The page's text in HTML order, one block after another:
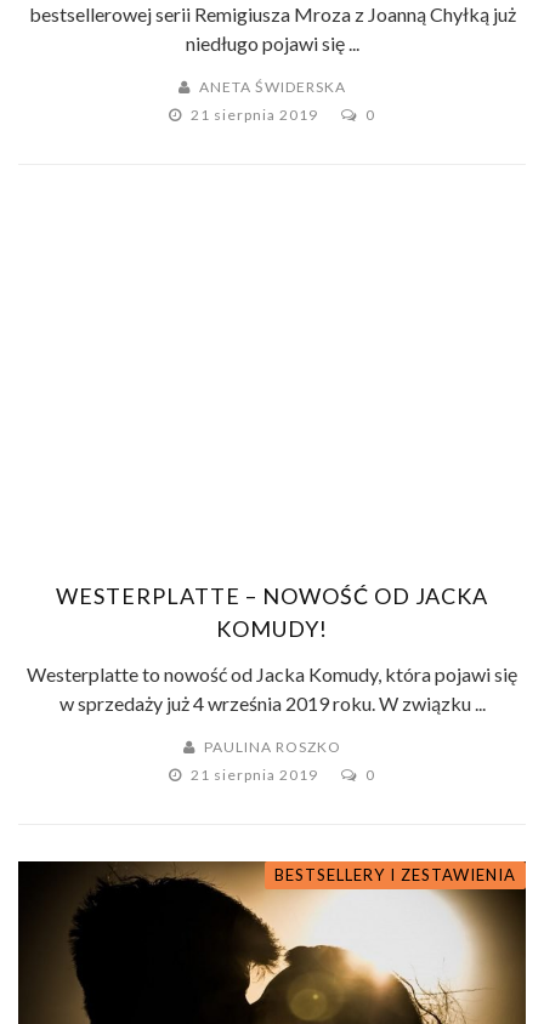
bestsellerowej serii Remigiusza Mroza z Joanną Chyłką już
niedługo pojawi się ...
ANETA ŚWIDERSKA
21 sierpnia 2019
0
WESTERPLATTE – NOWOŚĆ OD JACKA
KOMUDY!
Westerplatte to nowość od Jacka Komudy, która pojawi się
w sprzedaży już 4 września 2019 roku. W związku ...
PAULINA ROSZKO
21 sierpnia 2019
0
BESTSELLERY I ZESTAWIENIA